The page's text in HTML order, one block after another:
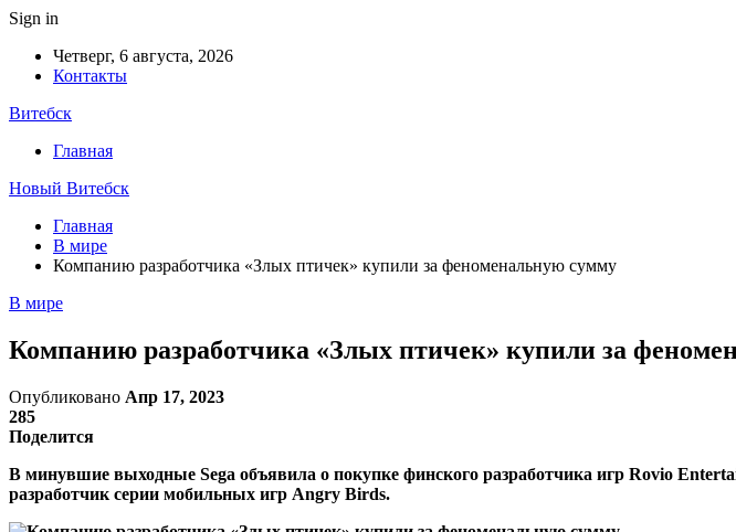
Sign in
Четверг, 6 августа, 2026
Контакты
Витебск
Главная
Новый Витебск
Главная
В мире
Компанию разработчика «Злых птичек» купили за феноменальную сумму
В мире
Компанию разработчика «Злых птичек» купили за
Опубликовано Апр 17, 2023
285
Поделится
В минувшие выходные Sega объявила о покупке финского разработчика игр Rovio
разработчик серии мобильных игр Angry Birds.